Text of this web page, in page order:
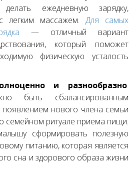
ежедневную зарядку,
легким массажем. Для самых
— отличный вариант
который поможет
физическую усталость
и разнообразно.
быть сбалансированным
появлением нового члена семьи
семейном ритуале приема пищи.
сформировать полезную
питанию, которая является
сна и здорового образа жизни